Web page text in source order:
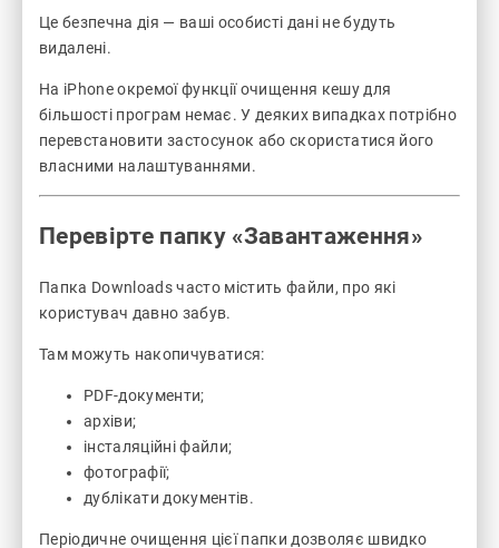
Це безпечна дія — ваші особисті дані не будуть
видалені.
На iPhone окремої функції очищення кешу для
більшості програм немає. У деяких випадках потрібно
перевстановити застосунок або скористатися його
власними налаштуваннями.
Перевірте папку «Завантаження»
Папка Downloads часто містить файли, про які
користувач давно забув.
Там можуть накопичуватися:
PDF-документи;
архіви;
інсталяційні файли;
фотографії;
дублікати документів.
Періодичне очищення цієї папки дозволяє швидко